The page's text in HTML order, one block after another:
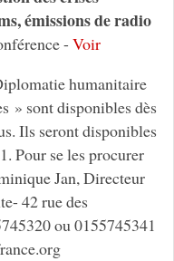
émissions de radio
- Voir
humanitaire
» sont disponibles dès
Ils seront disponibles
Pour se les procurer
Jan, Directeur
42 rue des
ou 0155745341